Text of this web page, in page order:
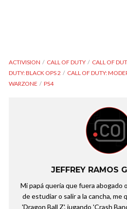
ACTIVISION CALL OF DUTY CALL OF
DUTY: BLACK OPS 2
CALL OF DUTY:
WARZONE
PS4
JEFFREY RAMOS
Mi papá quería que fuera abogado
de estudiar o salir a la cancha, me
'Dragon Ball Z', jugando 'Crash